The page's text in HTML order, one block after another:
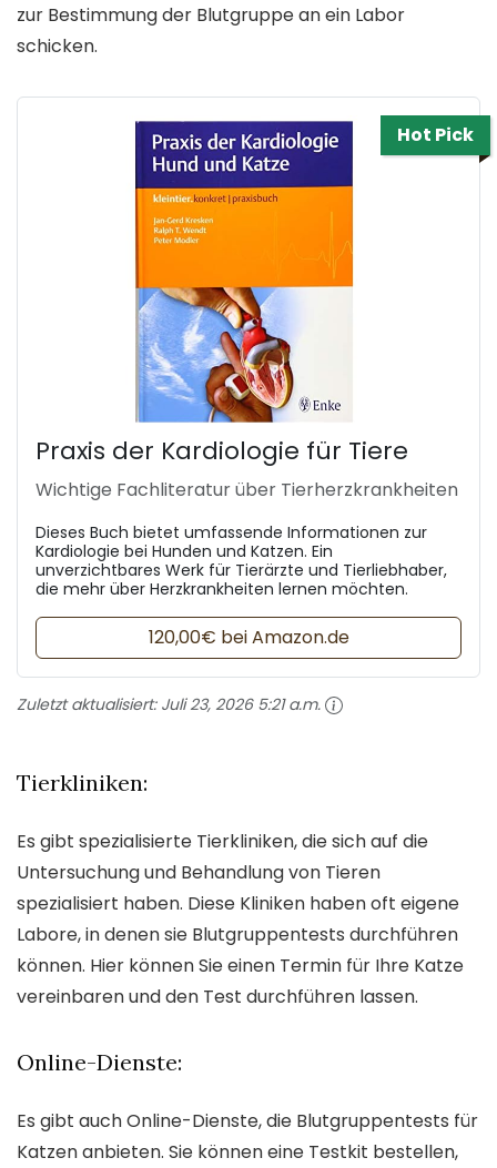
zur Bestimmung der Blutgruppe an ein Labor
schicken.
Hot Pick
Praxis der Kardiologie für Tiere
Wichtige Fachliteratur über Tierherzkrankheiten
Dieses Buch bietet umfassende Informationen zur
Kardiologie bei Hunden und Katzen. Ein
unverzichtbares Werk für Tierärzte und Tierliebhaber,
die mehr über Herzkrankheiten lernen möchten.
120,00€ bei Amazon.de
Zuletzt aktualisiert: Juli 23, 2026 5:21 a.m.
Tierkliniken:
Es gibt spezialisierte Tierkliniken, die sich auf die
Untersuchung und Behandlung von Tieren
spezialisiert haben. Diese Kliniken haben oft eigene
Labore, in denen sie Blutgruppentests durchführen
können. Hier können Sie einen Termin für Ihre Katze
vereinbaren und den Test durchführen lassen.
Online-Dienste:
Es gibt auch Online-Dienste, die Blutgruppentests für
Katzen anbieten. Sie können eine Testkit bestellen,